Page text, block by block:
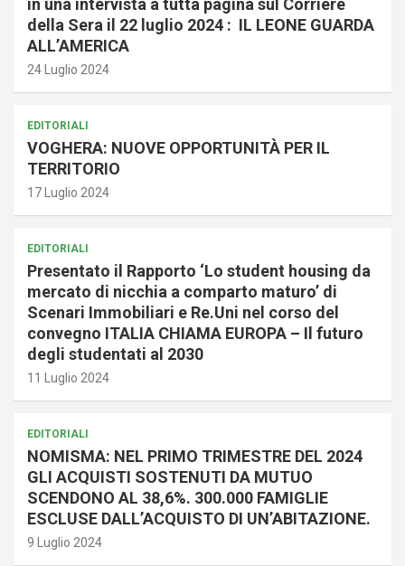
della Sera il 22 luglio 2024 : IL LEONE GUARDA
ALL’AMERICA
24 Luglio 2024
EDITORIALI
VOGHERA: NUOVE OPPORTUNITÀ PER IL
TERRITORIO
17 Luglio 2024
EDITORIALI
Presentato il Rapporto ‘Lo student housing da
mercato di nicchia a comparto maturo’ di
Scenari Immobiliari e Re.Uni nel corso del
convegno ITALIA CHIAMA EUROPA – Il futuro
degli studentati al 2030
11 Luglio 2024
EDITORIALI
NOMISMA: NEL PRIMO TRIMESTRE DEL 2024
GLI ACQUISTI SOSTENUTI DA MUTUO
SCENDONO AL 38,6%. 300.000 FAMIGLIE
ESCLUSE DALL’ACQUISTO DI UN’ABITAZIONE.
9 Luglio 2024